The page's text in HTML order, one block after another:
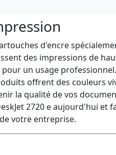
d'encre
des impressions de
un usage
offrent des couleurs
la qualité de vos
2720 e aujourd'hui et
votre entreprise.